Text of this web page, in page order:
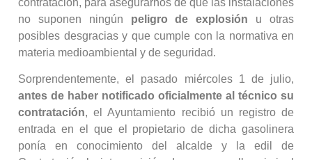
no suponen ningún peligro de explosión u otras
posibles desgracias y que cumple con la normativa en
materia medioambiental y de seguridad.
Sorprendentemente, el pasado miércoles 1 de julio,
antes de haber notificado oficialmente al técnico su
contratación, el Ayuntamiento recibió un registro de
entrada en el que el propietario de dicha gasolinera
ponía en conocimiento del alcalde y la edil de